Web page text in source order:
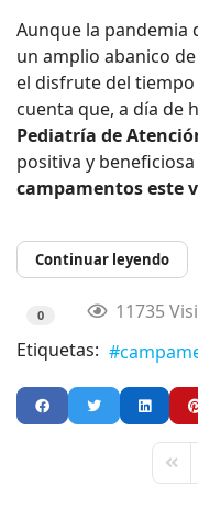
Aunque la pandemia
un amplio abanico
el disfrute del
cuenta que, a día de
Pediatría de
positiva y
campamentos este
Continuar leyendo
0 11735
Etiquetas:
First